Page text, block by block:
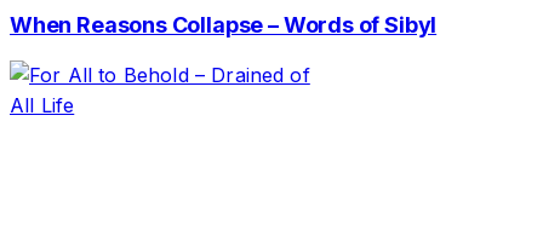
When Reasons Collapse – Words of Sibyl